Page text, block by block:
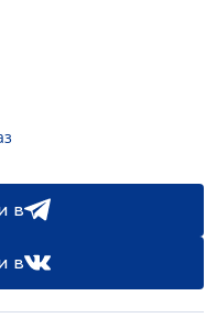
в
в